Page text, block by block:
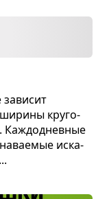
ширины кру­го­
Каж­до­днев­ные
иска­